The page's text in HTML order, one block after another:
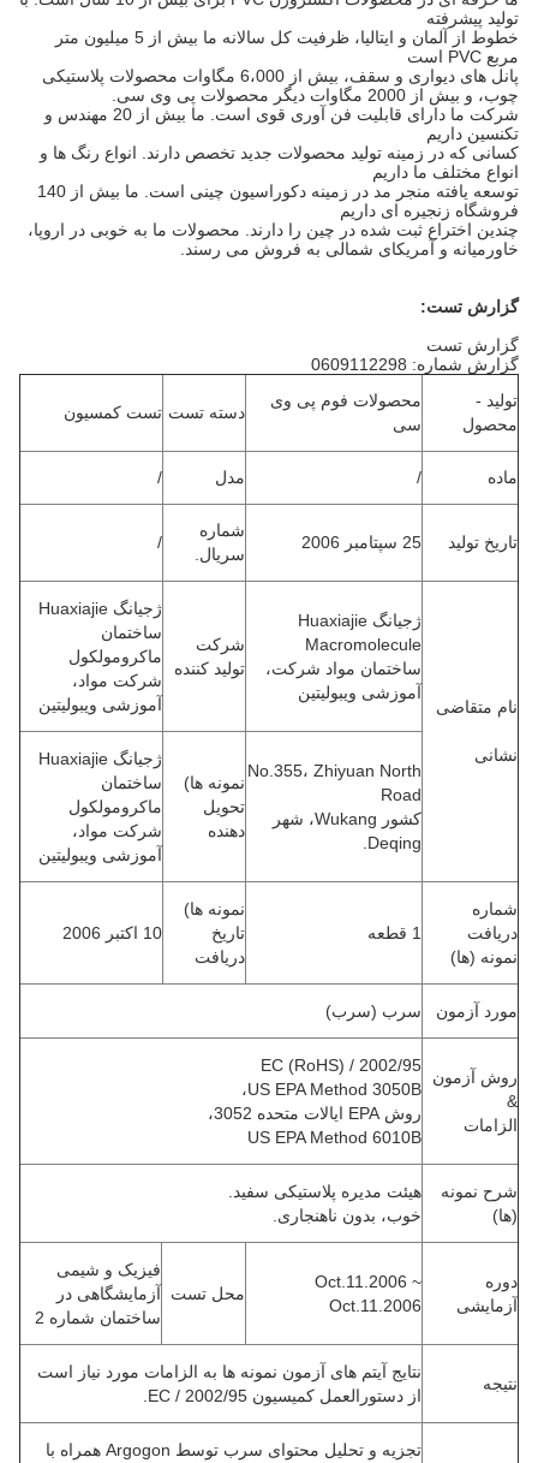
تولید پیشرفته
خطوط از آلمان و ایتالیا، ظرفیت کل سالانه ما بیش از 5 میلیون متر
مربع PVC است
پانل های دیواری و سقف، بیش از 6،000 مگاوات محصولات پلاستیکی
چوب، و بیش از 2000 مگاوات دیگر محصولات پی وی سی.
شرکت ما دارای قابلیت فن آوری قوی است.
ما بیش از 20 مهندس و
تکنسین داریم
کسانی که در زمینه تولید محصولات جدید تخصص دارند.
انواع رنگ ها و
انواع مختلف ما داریم
توسعه یافته منجر مد در زمینه دکوراسیون چینی است.
ما بیش از 140
فروشگاه زنجیره ای داریم
چندین اختراع ثبت شده در چین را دارند.
محصولات ما به خوبی در اروپا،
خاورمیانه و آمریکای شمالی به فروش می رسند.
گزارش تست:
گزارش تست
گزارش شماره: 0609112298
تولید -
محصول
محصولات فوم پی وی
سی
دسته تست تست کمسیون
ماده مدل
تاریخ تولید 25 سپتامبر 2006
شماره
سریال.
نام متقاضی
نشانی
ژجیانگ Huaxiajie
Macromolecule
ساختمان مواد شرکت،
آموزشی ویبولیتین
شرکت
تولید کننده
ژجیانگ Huaxiajie
ساختمان
ماکرومولکول
شرکت مواد،
آموزشی ویبولیتین
No.355، Zhiyuan North
Road
کشور Wukang، شهر
Deqing.
نمونه ها)
تحویل
دهنده
ژجیانگ Huaxiajie
ساختمان
ماکرومولکول
شرکت مواد،
آموزشی ویبولیتین
شماره
دریافت
نمونه (ها)
نمونه ها)
تاریخ
دریافت
10 اکتبر 2006
مورد آزمون سرب (سرب)
روش آزمون
&
الزامات
2002/95 / EC (RoHS)
US EPA Method 3050B،
روش EPA ایالات متحده 3052،
US EPA Method 6010B
شرح نمونه
(ها)
هیئت مدیره پلاستیکی سفید.
خوب، بدون ناهنجاری.
دوره
آزمایشی
Oct.11.2006 ~
Oct.11.2006
محل تست
فیزیک و شیمی
آزمایشگاهی در
ساختمان شماره 2
نتیجه
نتایج آیتم های آزمون نمونه ها به الزامات مورد نیاز است
از
دستورالعمل کمیسیون 2002/95 / EC.
تجزیه و تحلیل محتوای سرب توسط Argogon همراه با